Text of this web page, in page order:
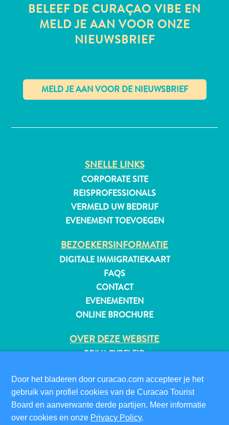
Vergaderingen
Reizen
naar
Curaçao
BELEEF DE CURAÇAO VIBE EN
MELD JE AAN VOOR ONZE
NIEUWSBRIEF
SNELLE LINKS
CORPORATE SITE
REISPROFESSIONALS
VERMELD UW BEDRIJF
EVENEMENT TOEVOEGEN
BEZOEKERSINFORMATIE
DIGITALE IMMIGRATIEKAART
FAQS
CONTACT
EVENEMENTEN
ONLINE BROCHURE
OVER DEZE WEBSITE
PRIVACYBELEID
VOLG ONS
Door het bladeren door curacao.com accepteer je het
gebruik van profiel cookies van de Curacao Tourist
Board en aanverwante derde partijen. Meer informatie
over cookies en onze Privacy Policy.